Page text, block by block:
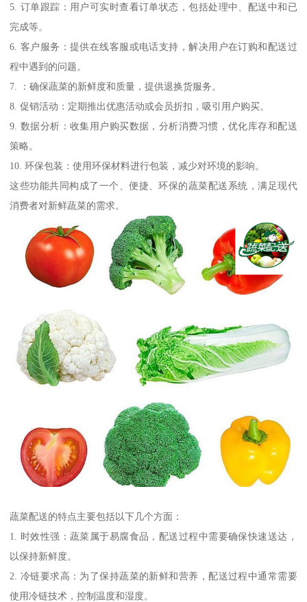
5. 订单跟踪：用户可实时查看订单状态，包括处理中、配送中和已
完成等。
6. 客户服务：提供在线客服或电话支持，解决用户在订购和配送过
程中遇到的问题。
7. ：确保蔬菜的新鲜度和质量，提供退换货服务。
8. 促销活动：定期推出优惠活动或会员折扣，吸引用户购买。
9. 数据分析：收集用户购买数据，分析消费习惯，优化库存和配送
策略。
10. 环保包装：使用环保材料进行包装，减少对环境的影响。
这些功能共同构成了一个、便捷、环保的蔬菜配送系统，满足现代
消费者对新鲜蔬菜的需求。
蔬菜配送的特点主要包括以下几个方面：
1. 时效性强：蔬菜属于易腐食品，配送过程中需要确保快速送达，
以保持新鲜度。
2. 冷链要求高：为了保持蔬菜的新鲜和营养，配送过程中通常需要
使用冷链技术，控制温度和湿度。